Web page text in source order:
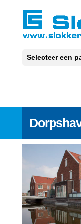
Selecteer een